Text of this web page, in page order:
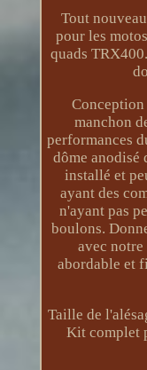
Tout
pour les
quads
manchon
performances
dôme anodisé
installé et
ayant des
n'ayant pas
boulons.
avec
abordable et
Taille de
Kit complet